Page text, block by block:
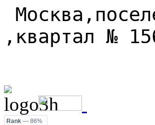
Москва,
, квартал №
Rank — 86%